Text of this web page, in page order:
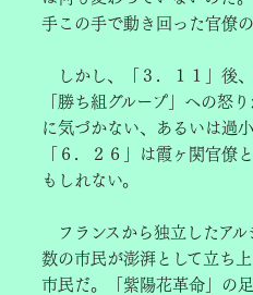
手この手で動き回った官僚
しかし、「３．１１」後
「勝ち組グループ」への怒
に気づかない、あるいは過
「６．２６」は霞ヶ関官僚
もしれない。
フランスから独立したアル
数の市民が澎湃として立ち
市民だ。「紫陽花革命」の